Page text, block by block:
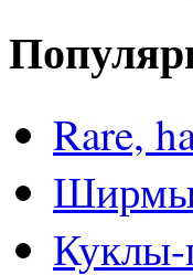
Rare,
Ширмы
Куклы-